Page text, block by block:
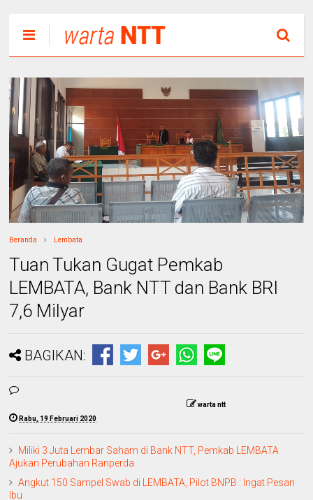
Beranda Lembata
Tuan Tukan Gugat Pemkab
LEMBATA, Bank NTT dan Bank BRI
7,6 Milyar
BAGIKAN:
warta ntt
Rabu, 19 Februari 2020
Miliki 3 Juta Lembar Saham di Bank NTT, Pemkab LEMBATA
Ajukan Perubahan Ranperda
Angkut 150 Sampel Swab di LEMBATA, Pilot BNPB : Ingat Pesan
Ibu